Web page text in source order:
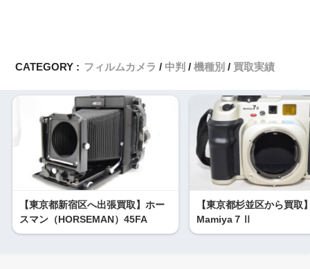
CATEGORY : フィルムカメラ 中判 機種別 買取実績
【東京都新宿区へ出張買取】ホー
スマン（HORSEMAN）45FA
【東京都杉並区から買取
Mamiya７Ⅱ